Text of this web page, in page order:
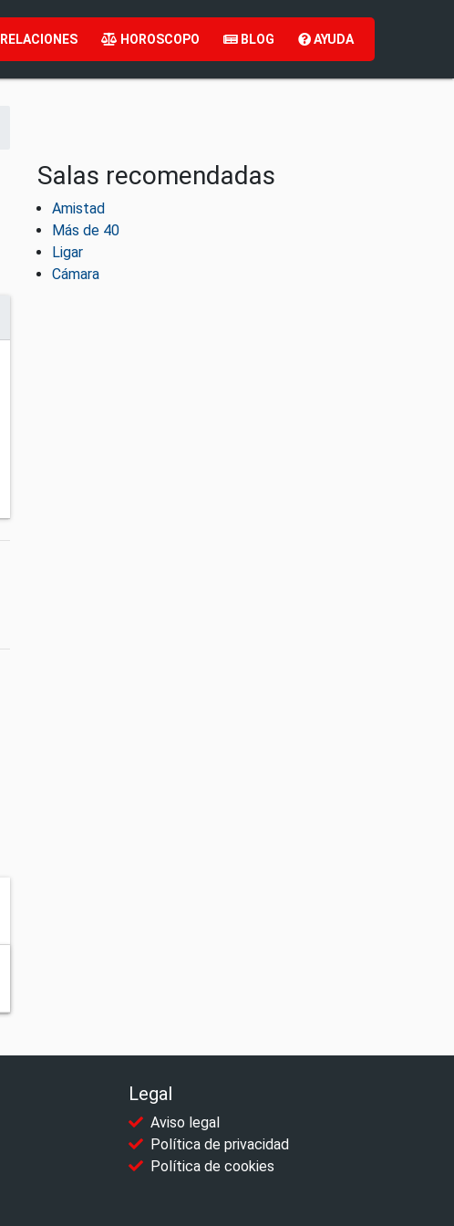
RELACIONES HOROSCOPO BLOG AYUDA
Salas recomendadas
Amistad
Más de 40
Ligar
Cámara
Legal
Aviso legal
Política de privacidad
Política de cookies